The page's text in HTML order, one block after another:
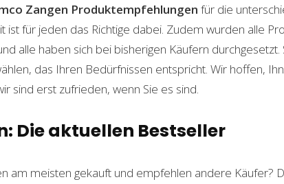
Zangen Produktempfehlungen für die
ist für jeden das Richtige dabei. Zudem wurden alle
alle haben sich bei bisherigen Käufern
das Ihren Bedürfnissen entspricht. Wir hoffen,
sind erst zufrieden, wenn Sie es sind.
Die aktuellen Bestseller
am meisten gekauft und empfehlen andere Käufer?